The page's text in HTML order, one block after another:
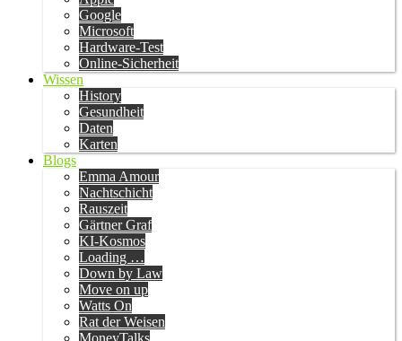
Google
Microsoft
Hardware-Test
Online-Sicherheit
Wissen
History
Gesundheit
Daten
Karten
Blogs
Emma Amour
Nachtschicht
Rauszeit
Gärtner Graf
KI-Kosmos
Loading …
Down by Law
Move on up
Watts On
Rat der Weisen
MoneyTalks